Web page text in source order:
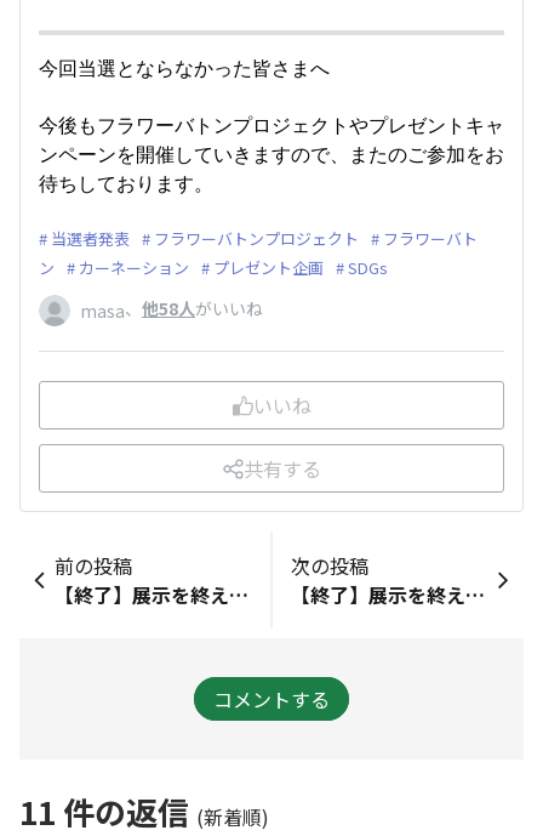
今回当選とならなかった皆さまへ
今後もフラワーバトンプロジェクトやプレゼントキャ
ンペーンを開催していきますので、またのご参加をお
待ちしております。
当選者発表 フラワーバトンプロジェクト
フラワーバト
ン
カーネーション プレゼント企画 SDGs
masa、 他58人がいいね
いいね
共有する
前の投稿
【終了】展示を終えた ｢カーネーション｣ をご自宅で育てませんか？
次の投稿
【終了】展示を終えた ｢アジサイ｣ をご自宅で育てませんか？
コメントする
11 件の返信 (新着順)